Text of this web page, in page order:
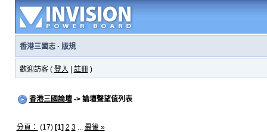
香港三國志· 版規
歡迎訪客 ( 登入 註冊)
香港三國論壇-> 論壇聲望值列表
分頁： (17) [1] 2 3... 最後 »